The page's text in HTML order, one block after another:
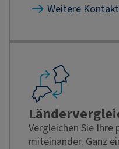
Weitere
Vergleichen Sie
miteinander. Ganz